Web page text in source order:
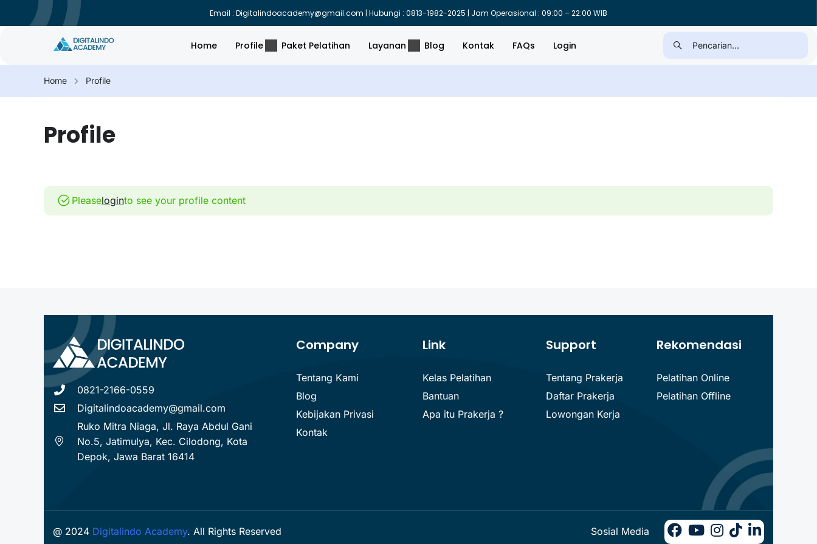
Email : Digitalindoacademy@gmail.com | Hubungi : 0813-1982-2025 | Jam Operasional : 09:00 – 22:00 WIB
Home Profile Paket Pelatihan Layanan Blog Kontak FAQs Login
Home Profile
Profile
Pleaseloginto see your profile content
0821-2166-0559
Digitalindoacademy@gmail.com
Ruko Mitra Niaga, Jl. Raya Abdul Gani
No.5, Jatimulya, Kec. Cilodong, Kota
Depok, Jawa Barat 16414
Company
Tentang Kami
Blog
Kebijakan Privasi
Kontak
Link
Kelas Pelatihan
Bantuan
Apa itu Prakerja ?
Support
Tentang Prakerja
Daftar Prakerja
Lowongan Kerja
Rekomendasi
Pelatihan Online
Pelatihan Offline
@ 2024 Digitalindo Academy. All Rights Reserved Sosial Media